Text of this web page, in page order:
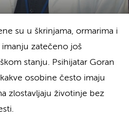
su u škrinjama, ormarima i
zatečeno još
stanju. Psihijatar Goran
osobine često imaju
zlostavljaju životinje bez